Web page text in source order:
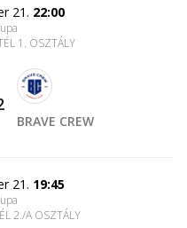
21. 22:00
1. OSZTÁLY
BRAVE CREW
21. 19:45
2./A OSZTÁLY